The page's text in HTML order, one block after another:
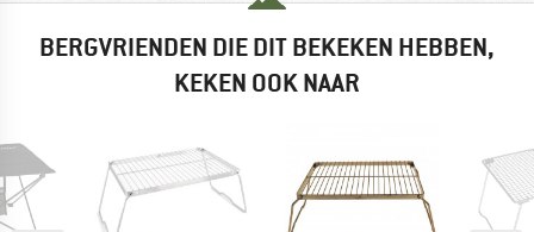
BERGVRIENDEN DIE DIT BEKEKEN HEBBEN,
KEKEN OOK NAAR